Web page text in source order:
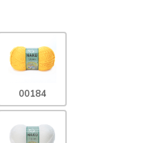
00184